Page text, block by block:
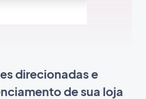
direcionadas e
de sua loja